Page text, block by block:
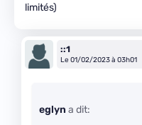
limités)
::1
Le 01/02/2023 à 03h01
eglyn a dit: